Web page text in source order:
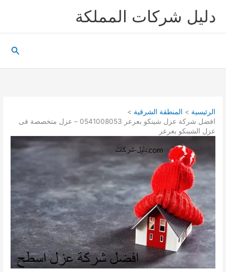
دليل شركات المملكة
الرئيسية
المنطقة الشرقية
افضل شركة عزل شينكو بعرعر 0541008053 – عزل متخصصة فى
عزل الشينكو بعرعر